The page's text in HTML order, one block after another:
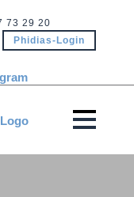
73 29 20
Phidias-Login